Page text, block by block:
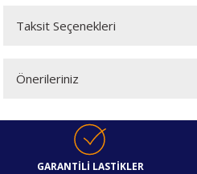
Taksit Seçenekleri
Önerileriniz
Bu ürünün fiyat bilgisi, resim, ürün
yetersiz gördüğünüz noktaları öneri
Görüş ve önerileriniz için teşekkür
GARANTİLİ LASTİKLER